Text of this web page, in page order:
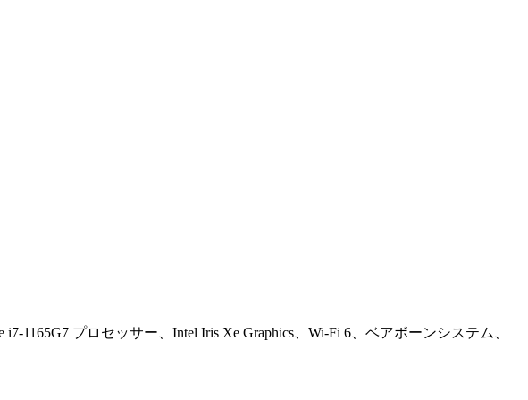
1165G7 プロセッサー、Intel Iris Xe Graphics、Wi-Fi 6、ベアボーンシステム、